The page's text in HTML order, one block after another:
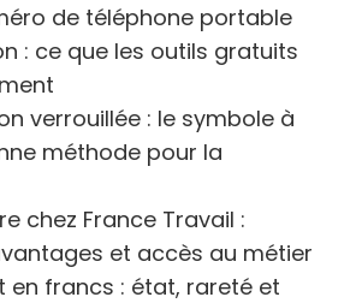
de téléphone portable
: ce que les outils gratuits
verrouillée : le symbole à
méthode pour la
chez France Travail :
et accès au métier
en francs : état, rareté et